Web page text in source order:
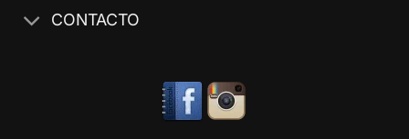
CONTACTO